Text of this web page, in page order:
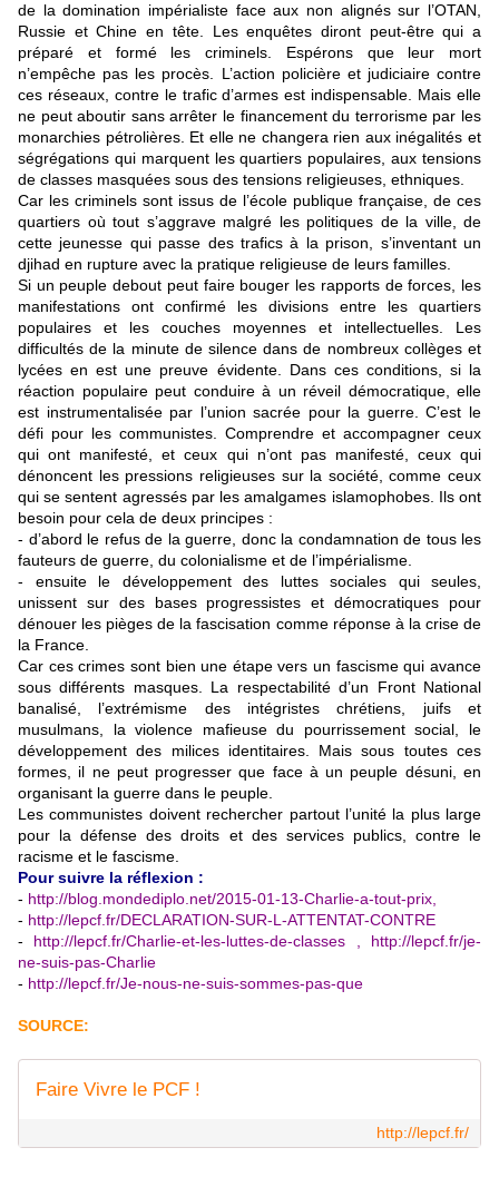
de la domination impérialiste face aux non alignés sur l’OTAN,
Russie et Chine en tête. Les enquêtes diront peut-être qui a
préparé et formé les criminels. Espérons que leur mort
n’empêche pas les procès. L’action policière et judiciaire contre
ces réseaux, contre le trafic d’armes est indispensable. Mais elle
ne peut aboutir sans arrêter le financement du terrorisme par les
monarchies pétrolières. Et elle ne changera rien aux inégalités et
ségrégations qui marquent les quartiers populaires, aux tensions
de classes masquées sous des tensions religieuses, ethniques.
Car les criminels sont issus de l’école publique française, de ces
quartiers où tout s’aggrave malgré les politiques de la ville, de
cette jeunesse qui passe des trafics à la prison, s’inventant un
djihad en rupture avec la pratique religieuse de leurs familles.
Si un peuple debout peut faire bouger les rapports de forces, les
manifestations ont confirmé les divisions entre les quartiers
populaires et les couches moyennes et intellectuelles. Les
difficultés de la minute de silence dans de nombreux collèges et
lycées en est une preuve évidente. Dans ces conditions, si la
réaction populaire peut conduire à un réveil démocratique, elle
est instrumentalisée par l’union sacrée pour la guerre. C’est le
défi pour les communistes. Comprendre et accompagner ceux
qui ont manifesté, et ceux qui n’ont pas manifesté, ceux qui
dénoncent les pressions religieuses sur la société, comme ceux
qui se sentent agressés par les amalgames islamophobes. Ils ont
besoin pour cela de deux principes :
- d’abord le refus de la guerre, donc la condamnation de tous les
fauteurs de guerre, du colonialisme et de l’impérialisme.
- ensuite le développement des luttes sociales qui seules,
unissent sur des bases progressistes et démocratiques pour
dénouer les pièges de la fascisation comme réponse à la crise de
la France.
Car ces crimes sont bien une étape vers un fascisme qui avance
sous différents masques. La respectabilité d’un Front National
banalisé, l’extrémisme des intégristes chrétiens, juifs et
musulmans, la violence mafieuse du pourrissement social, le
développement des milices identitaires. Mais sous toutes ces
formes, il ne peut progresser que face à un peuple désuni, en
organisant la guerre dans le peuple.
Les communistes doivent rechercher partout l’unité la plus large
pour la défense des droits et des services publics, contre le
racisme et le fascisme.
Pour suivre la réflexion :
- http://blog.mondediplo.net/2015-01-13-Charlie-a-tout-prix
- http://lepcf.fr/DECLARATION-SUR-L-ATTENTAT-CONTRE
- http://lepcf.fr/Charlie-et-les-luttes-de-classes
http://lepcf.fr/je-
ne-suis-pas-Charlie
- http://lepcf.fr/Je-nous-ne-suis-sommes-pas-que
SOURCE:
Faire Vivre le PCF !
http://lepcf.fr/